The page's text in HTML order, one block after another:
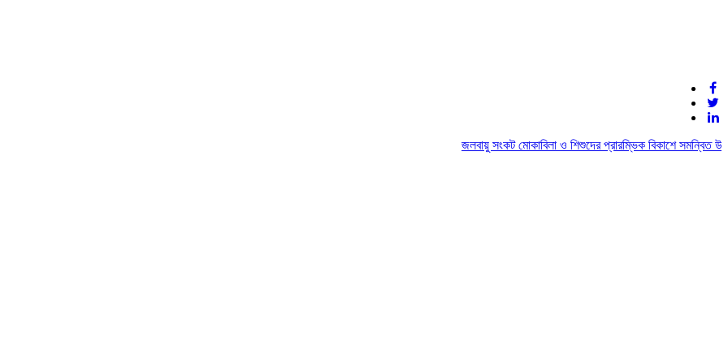
জলবায়ু সংকট মোকাবিলা ও শিশুদের প্রারম্ভিক বিকাশে সমন্বিত